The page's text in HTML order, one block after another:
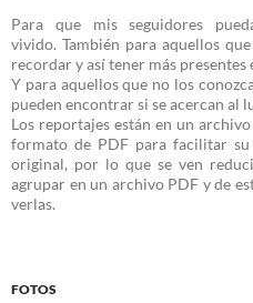
Para que mis seguidores
vivido. También para aquellos
recordar y así tener más presentes
Y para aquellos que no los
pueden encontrar si se acercan al
Los reportajes están en un
formato de PDF para facilitar
original, por lo que se ven
agrupar en un archivo PDF y de
verlas.
FOTOS